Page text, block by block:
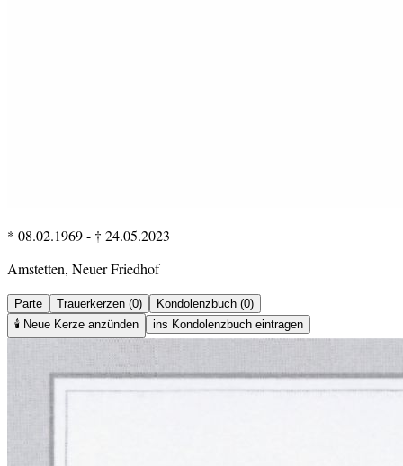
* 08.02.1969- † 24.05.2023
Amstetten, Neuer Friedhof
Parte Trauerkerzen (0)
Kondolenzbuch (0)
🕯️ Neue Kerze anzünden ins Kondolenzbuch eintragen